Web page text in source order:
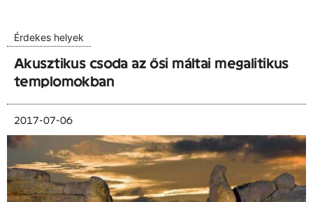
Érdekes helyek
Akusztikus csoda az ősi máltai megalitikus
templomokban
2017-07-06